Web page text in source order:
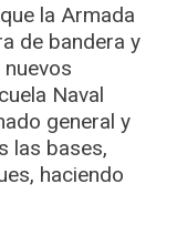
la Armada
de bandera y
Naval
general y
las bases,
haciendo